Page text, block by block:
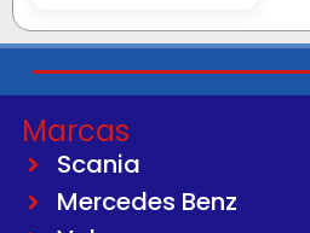
Marcas
Scania
Mercedes Benz